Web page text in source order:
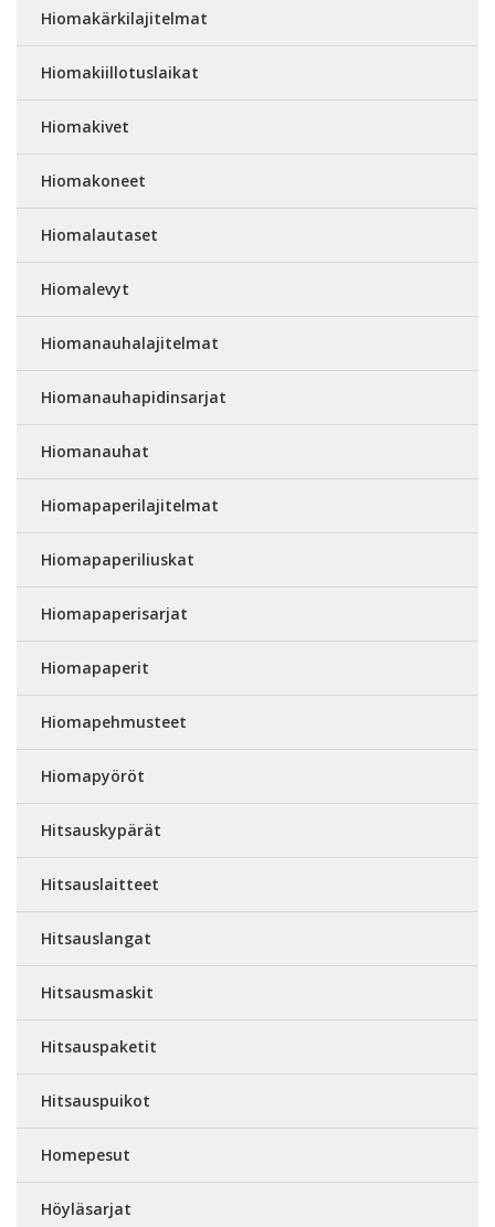
Hiomakärkilajitelmat
Hiomakiillotuslaikat
Hiomakivet
Hiomakoneet
Hiomalautaset
Hiomalevyt
Hiomanauhalajitelmat
Hiomanauhapidinsarjat
Hiomanauhat
Hiomapaperilajitelmat
Hiomapaperiliuskat
Hiomapaperisarjat
Hiomapaperit
Hiomapehmusteet
Hiomapyöröt
Hitsauskypärät
Hitsauslaitteet
Hitsauslangat
Hitsausmaskit
Hitsauspaketit
Hitsauspuikot
Homepesut
Höyläsarjat